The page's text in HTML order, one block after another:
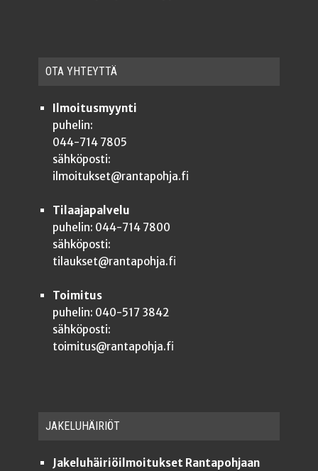
OTA YHTEYT­TÄ
Ilmoitusmyynti
puhelin:
044-714 7805
sähköposti:
ilmoitukset@rantapohja.fi
Tilaajapalvelu
puhelin: 044-714 7800
sähköposti:
tilaukset@rantapohja.fi
Toimitus
puhelin: 040-517 3842
sähköposti:
toimitus@rantapohja.fi
JAKE­LU­HÄI­RIÖT
Jakeluhäiriöilmoitukset Rantapohjaan